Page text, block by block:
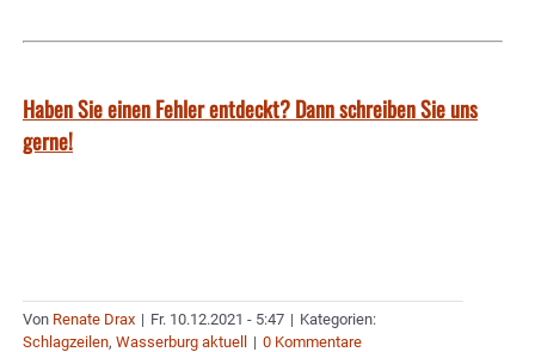
Haben Sie einen Fehler entdeckt? Dann schreiben Sie uns
gerne!
Von Renate Drax | Fr. 10.12.2021 - 5:47 | Kategorien:
Schlagzeilen, Wasserburg aktuell | 0 Kommentare